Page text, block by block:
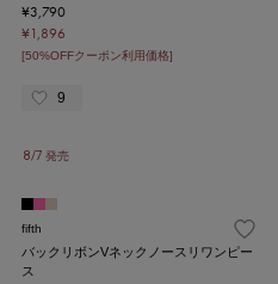
¥3,790
¥1,896
[50%OFFクーポン利用価格]
9
8/7 発売
fifth
バックリボンVネックノースリワンピー
ス